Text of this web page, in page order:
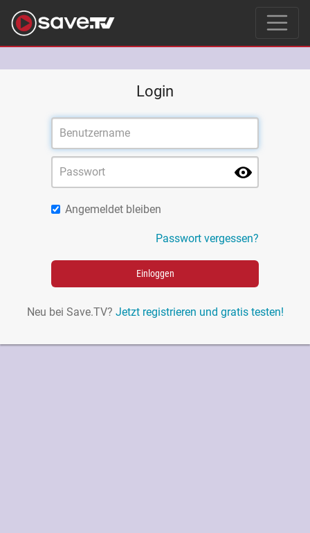
Login
Angemeldet bleiben
Passwort vergessen?
Einloggen
Neu bei Save.TV? Jetzt registrieren und gratis testen!